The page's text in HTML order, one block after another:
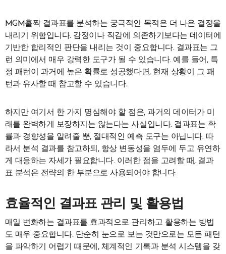
MGM홀짝 결과표를 분석하는 궁극적인 목적은 더 나은 결정을
내리기 위함입니다. 감정이나 직감에 의존하기보다는 데이터에
기반한 합리적인 판단을 내리는 것이 중요합니다. 결과표는 그
런 의미에서 매우 강력한 도구가 될 수 있습니다. 예를 들어, 특
정 패턴이 과거에 높은 확률로 성공했다면, 현재 상황이 그 패
턴과 유사할 때 참고할 수 있습니다.
하지만 여기서 한 가지 명심해야 할 점은, 과거의 데이터가 미
래를 완벽하게 보장하지는 않는다는 사실입니다. 결과표는 확
률과 경향성을 알려줄 뿐, 절대적인 예측 도구는 아닙니다. 따
라서 분석 결과를 참고하되, 항상 변동성을 염두에 두고 유연하
게 대응하는 자세가 필요합니다. 이러한 점을 고려할 때, 결과
표 분석은 전략의 한 부분으로 사용되어야 합니다.
효율적인 결과표 관리 및 활용법
매일 변화하는 결과표를 효과적으로 관리하고 활용하는 방법
도 매우 중요합니다. 단순히 눈으로 보는 것만으로는 모든 패턴
을 파악하기 어렵기 때문에, 체계적인 기록과 분석 시스템을 갖